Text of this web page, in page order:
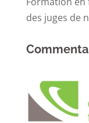
des juges de